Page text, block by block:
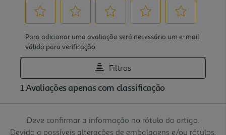
Deve confirmar a informação no rótulo do artigo.
Devido a possíveis alterações de embalagens e/ou rótulos,